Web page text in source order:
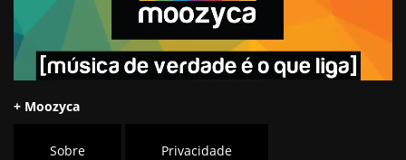
+ Moozyca
Sobre Privacidade